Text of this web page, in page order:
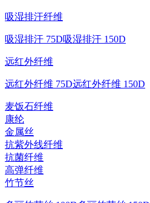
吸湿排汗纤维
吸湿排汗 75D吸湿排汗 150D
远红外纤维
远红外纤维 75D远红外纤维 150D
麦饭石纤维
康纶
金属丝
抗紫外线纤维
抗菌纤维
高弹纤维
竹节丝